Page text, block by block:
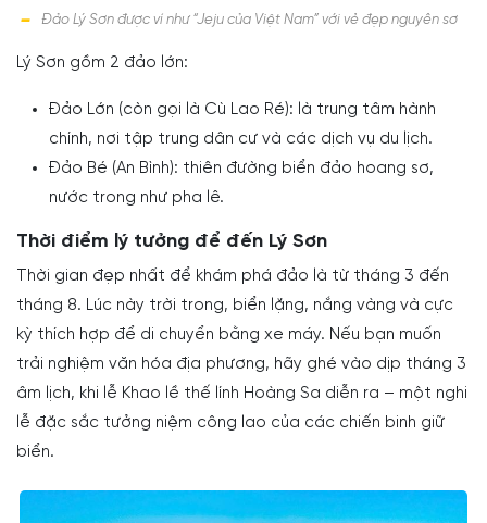
Đảo Lý Sơn được ví như “Jeju của Việt Nam” với vẻ đẹp nguyên sơ
Lý Sơn gồm 2 đảo lớn:
Đảo Lớn (còn gọi là Cù Lao Ré): là trung tâm hành
chính, nơi tập trung dân cư và các dịch vụ du lịch.
Đảo Bé (An Bình): thiên đường biển đảo hoang sơ,
nước trong như pha lê.
Thời điểm lý tưởng để đến Lý Sơn
Thời gian đẹp nhất để khám phá đảo là từ tháng 3 đến
tháng 8. Lúc này trời trong, biển lặng, nắng vàng và cực
kỳ thích hợp để di chuyển bằng xe máy. Nếu bạn muốn
trải nghiệm văn hóa địa phương, hãy ghé vào dịp tháng 3
âm lịch, khi lễ Khao lề thế lính Hoàng Sa diễn ra – một nghi
lễ đặc sắc tưởng niệm công lao của các chiến binh giữ
biển.